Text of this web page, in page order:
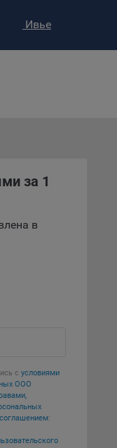
Ивье
за 1
в
с условиями
ООО
: